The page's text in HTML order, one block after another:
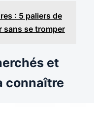
: 5 paliers de
sans se tromper
et
connaître